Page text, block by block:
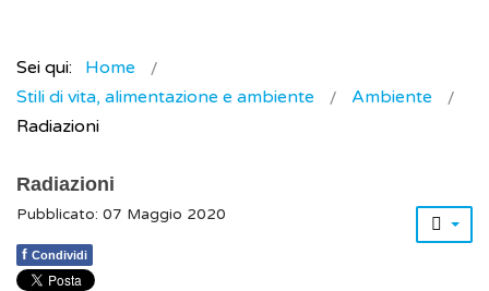
Sei qui:
Home
Stili di vita, alimentazione e ambiente
Ambiente
Radiazioni
Radiazioni
Pubblicato: 07 Maggio 2020
f Condividi